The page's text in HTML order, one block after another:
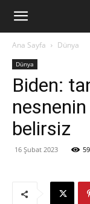
Ana Sayfa Dünya
Dünya
Biden:
belirsiz
16 Şubat 2023